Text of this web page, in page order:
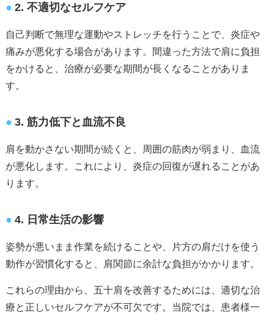
2. 不適切なセルフケア
自己判断で無理な運動やストレッチを行うことで、炎症や
痛みが悪化する場合があります。間違った方法で肩に負担
をかけると、治療が必要な期間が長くなることがありま
す。
3. 筋力低下と血流不良
肩を動かさない期間が続くと、周囲の筋肉が弱まり、血流
が悪化します。これにより、炎症の回復が遅れることがあ
ります。
4. 日常生活の影響
姿勢が悪いまま作業を続けることや、片方の肩だけを使う
動作が習慣化すると、肩関節に余計な負担がかかります。
これらの理由から、五十肩を改善するためには、適切な治
療と正しいセルフケアが不可欠です。当院では、患者様一